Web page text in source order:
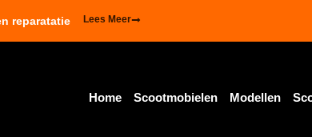
reparatatie Lees Meer
Home Scootmobielen Modellen